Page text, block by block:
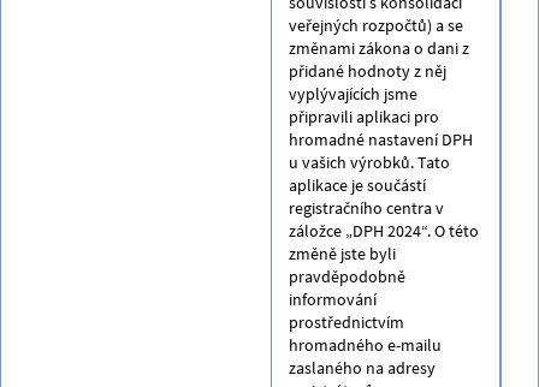
veřejných rozpočtů) a se
změnami zákona o dani z
přidané hodnoty z něj
vyplývajících jsme
připravili aplikaci pro
hromadné nastavení DPH
u vašich výrobků. Tato
aplikace je součástí
registračního centra v
záložce „DPH 2024“. O této
změně jste byli
pravděpodobně
informování
prostřednictvím
hromadného e-mailu
zaslaného na adresy